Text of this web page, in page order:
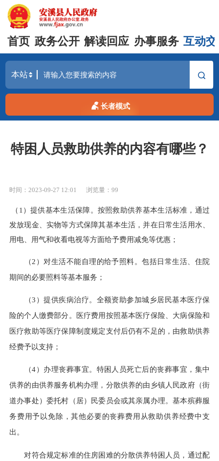
首页 政务公开 解读回应 办事服务 互动
长者模式
特困人员救助供养的内容有哪些？
时间：2023-09-27 12:01 浏览量： 99
（1）提供基本生活保障。按照救助供养基本生活标准，通过
发放现金、实物等方式保障其基本生活，并在日常生活用水、
用电、用气和收看电视等方面给予费用减免等优惠；
（2）对生活不能自理的给予照料。包括日常生活、住院
期间的必要照料等基本服务；
（3）提供疾病治疗。全额资助参加城乡居民基本医疗保
险的个人缴费部分。医疗费用按照基本医疗保险、大病保险和
医疗救助等医疗保障制度规定支付后仍有不足的，由救助供养
经费予以支持；
（4）办理丧葬事宜。特困人员死亡后的丧葬事宜，集中
供养的由供养服务机构办理，分散供养的由乡镇人民政府（街
道办事处）委托村（居）民委员会或其亲属办理。基本殡葬服
务费用予以免除，其他必要的丧葬费用从救助供养经费中支
出。
对符合规定标准的住房困难的分散供养特困人员，通过配